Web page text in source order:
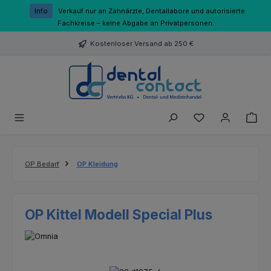
Zum Hauptinhalt springen
Info
Verkauf nur an Zahnärzte, Dentallabore und autorisierte
Fachkreise – keine Abgabe an Privatpersonen.
Kostenloser Versand ab 250 €
Du hast 0
OP Bedarf OP Kleidung
OP Kittel Modell Special Plus